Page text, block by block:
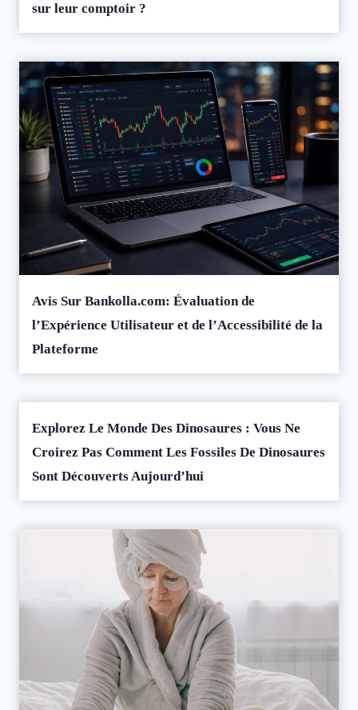
sur leur comptoir ?
Avis Sur Bankolla.com: Évaluation de
l’Expérience Utilisateur et de l’Accessibilité de la
Plateforme
Explorez Le Monde Des Dinosaures : Vous Ne
Croirez Pas Comment Les Fossiles De Dinosaures
Sont Découverts Aujourd’hui